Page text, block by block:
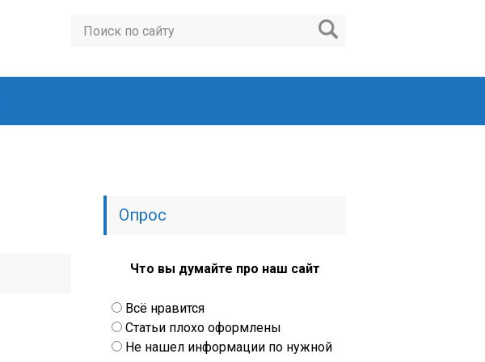
Опрос
Что вы думайте про наш сайт
Всё нравится
Статьи плохо оформлены
Не нашел информации по нужной